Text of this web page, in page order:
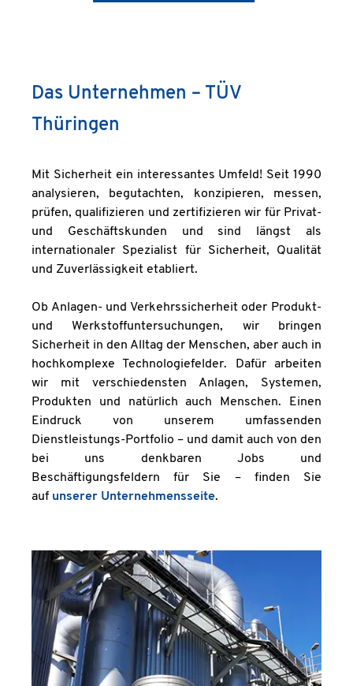
Das Unternehmen – TÜV
Thüringen
Mit Sicherheit ein interessantes Umfeld! Seit 1990
analysieren, begutachten, konzipieren, messen,
prüfen, qualifizieren und zertifizieren wir für Privat-
und Geschäftskunden und sind längst als
internationaler Spezialist für Sicherheit, Qualität
und Zuverlässigkeit etabliert.
Ob Anlagen- und Verkehrssicherheit oder Produkt-
und Werkstoffuntersuchungen, wir bringen
Sicherheit in den Alltag der Menschen, aber auch in
hochkomplexe Technologiefelder. Dafür arbeiten
wir mit verschiedensten Anlagen, Systemen,
Produkten und natürlich auch Menschen. Einen
Eindruck von unserem umfassenden
Dienstleistungs-Portfolio – und damit auch von den
bei uns denkbaren Jobs und
Beschäftigungsfeldern für Sie – finden Sie
auf unserer Unternehmensseite.